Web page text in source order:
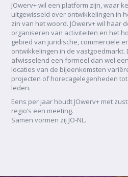
JOwerv+ wil een platform zijn, waar
uitgewisseld over ontwikkelingen in
zin van het woord. JOwerv+ wil haar
organiseren van activiteiten en het
gebied van juridische, commerciële
ontwikkelingen in de
afwisselend een formeel dan wel
locaties van de bijeenkomsten
projecten of horecagelegenheden
leden.
Eens per jaar houdt JOwerv+ met
regio’s een meeting.
Samen vormen zij JO-NL.